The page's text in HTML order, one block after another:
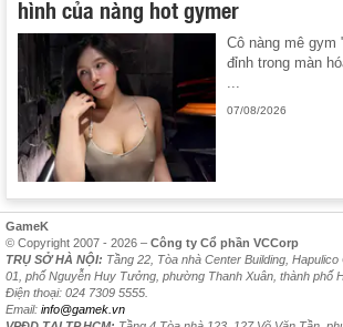
hình của nàng hot gymer
Cô nàng mê
đỉnh trong màn
07/08/2026
GameK
© Copyright 2007 - 2026 – Công ty Cổ phần VCCorp
TRỤ SỞ HÀ NỘI: Tầng 22, Tòa nhà Center Building, Hapulico
01, phố Nguyễn Huy Tưởng, phường Thanh Xuân, thành phố
Điện thoại: 024 7309 5555.
Email: info@gamek.vn